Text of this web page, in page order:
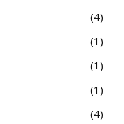
4
1
1
1
4